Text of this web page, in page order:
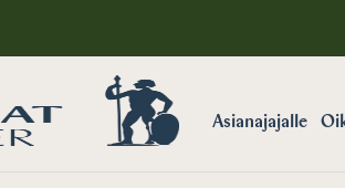
Asianajajalle